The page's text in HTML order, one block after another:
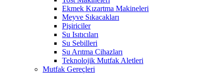
Ekmek Kızartma Makineleri
Meyve Sıkacakları
Pişiriciler
Su Isıtıcıları
Su Sebilleri
Su Arıtma Cihazları
Teknolojik Mutfak Aletleri
Mutfak Gereçleri